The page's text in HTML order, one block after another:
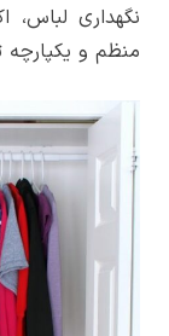
نگهداری
منظم و یکپارچه